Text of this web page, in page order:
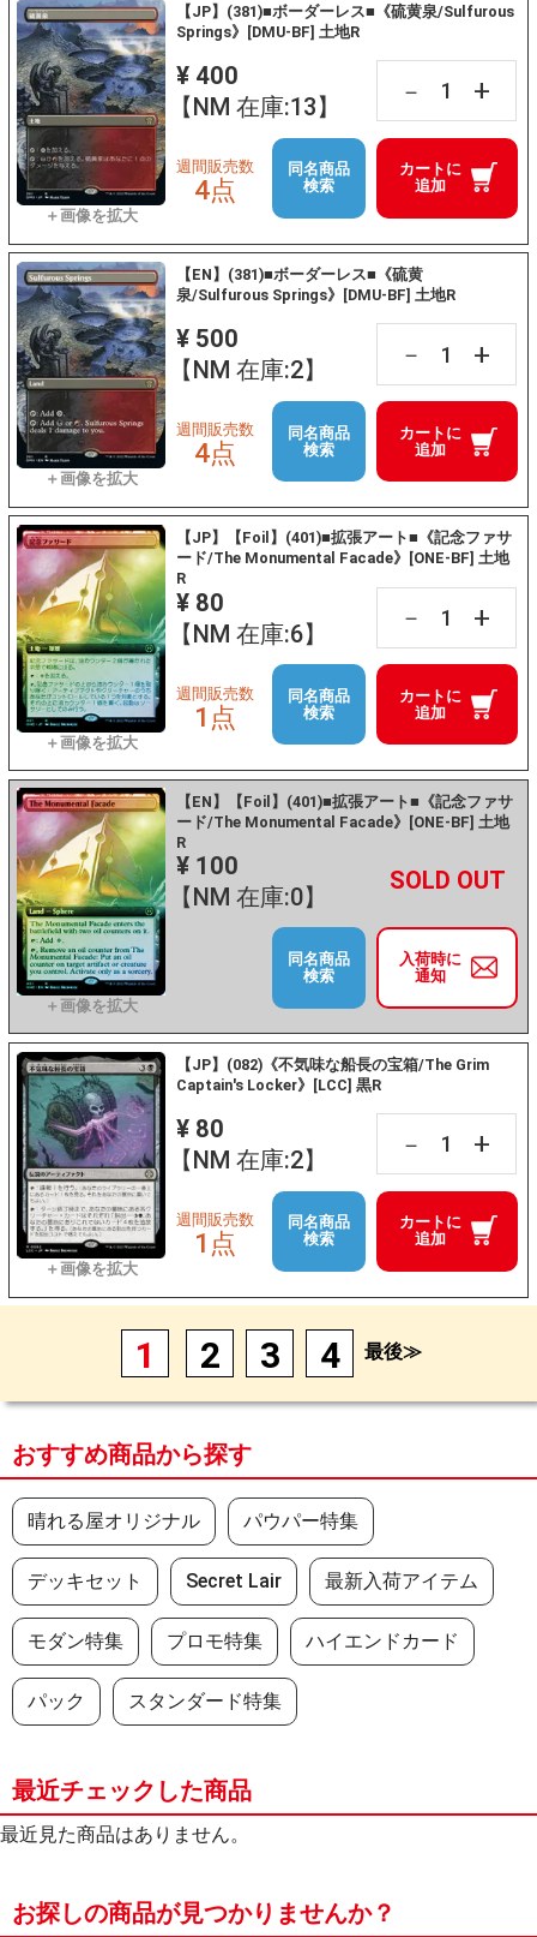
【JP】(381)■ボーダーレス■《硫黄泉/Sulfurous
Springs》[DMU-BF] 土地R
¥ 400
【NM 在庫:13】
－ +
カートに
追加
週間販売数
4点
同名商品
検索
【EN】(381)■ボーダーレス■《硫黄
泉/Sulfurous Springs》[DMU-BF] 土地R
¥ 500
【NM 在庫:2】
－ +
カートに
追加
週間販売数
4点
同名商品
検索
【JP】【Foil】(401)■拡張アート■《記念ファサ
ード/The Monumental Facade》[ONE-BF] 土地
R
¥ 80
【NM 在庫:6】
－ +
カートに
追加
週間販売数
1点
同名商品
検索
【EN】【Foil】(401)■拡張アート■《記念ファサ
ード/The Monumental Facade》[ONE-BF] 土地
R
¥ 100
【NM 在庫:0】
－ +
入荷時に
通知
同名商品
検索
【JP】(082)《不気味な船長の宝箱/The Grim
Captain's Locker》[LCC] 黒R
¥ 80
【NM 在庫:2】
－ +
カートに
追加
週間販売数
1点
同名商品
検索
1 2 3 4 最後≫
おすすめ商品から探す
晴れる屋オリジナル パウパー特集
デッキセット Secret Lair 最新入荷アイテム
モダン特集 プロモ特集 ハイエンドカード
パック スタンダード特集
最近チェックした商品
最近見た商品はありません。
お探しの商品が見つかりませんか？